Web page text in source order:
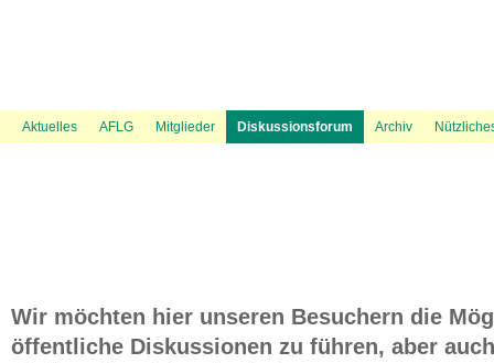
Aktuelles AFLG Mitglieder Diskussionsforum Archiv
News Ticker UVP Verfahren Laufende rechtliche Aktivitäten
Über uns Information Gästebuch
UVP Unterlagen Amtshaftungsklage Mediation
Politik Presse Recht
Flugspuren Flugwetter Austrowetter Fluglärmmessung des DFLD
Flugbeschränkungsgebiet Wien UVE Flugrouten Bevölkerungsdichte
Wir möchten hier unseren Besuchern die
öffentliche Diskussionen zu führen, aber